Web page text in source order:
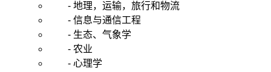
- 地理，运输，旅行和物流
- 信息与通信工程
- 生态、气象学
- 农业
- 心理学